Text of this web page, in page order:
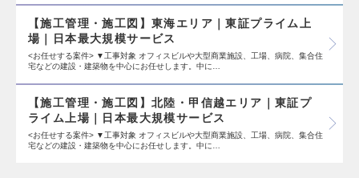
【施工管理・施工図】東海エリア｜東証プライム上
場｜日本最大規模サービス
<お任せする案件> ▼工事対象 オフィスビルや大型商業施設、工場、病院、集合住
宅などの建設・建築物を中心にお任せします。中に…
【施工管理・施工図】北陸・甲信越エリア｜東証プ
ライム上場｜日本最大規模サービス
<お任せする案件> ▼工事対象 オフィスビルや大型商業施設、工場、病院、集合住
宅などの建設・建築物を中心にお任せします。中に…